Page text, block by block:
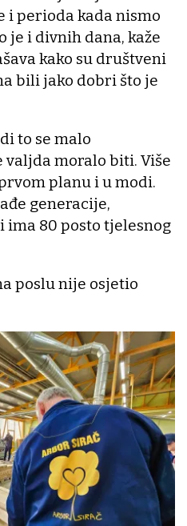
i perioda kada nismo
je i divnih dana, kaže
kako su društveni
bili jako dobri što je
to se malo
moralo biti. Više
planu i u modi.
generacije,
ima 80 posto tjelesnog
poslu nije osjetio